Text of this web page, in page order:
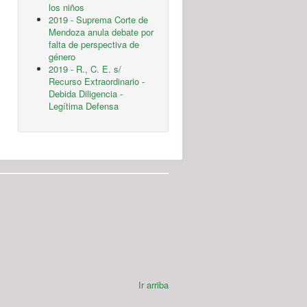
los niños
2019 - Suprema Corte de
Mendoza anula debate por
falta de perspectiva de
género
2019 - R., C. E. s/
Recurso Extraordinario -
Debida Diligencia -
Legítima Defensa
Ir arriba